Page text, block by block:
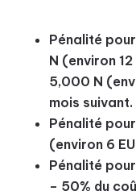
Pénalité
N (environ
5,000 N
mois suivant.
Pénalité
(environ 6
Pénalité
– 50% du